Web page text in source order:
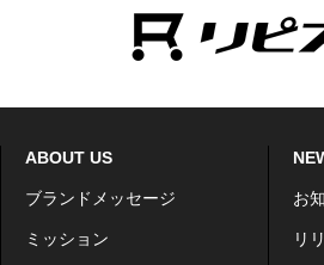
ABOUT US
ブランドメッセージ
ミッション
お
リ